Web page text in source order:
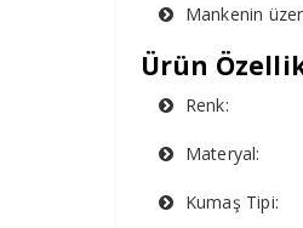
Mankenin
Ürün
Renk:
Materyal:
Kumaş Tipi: